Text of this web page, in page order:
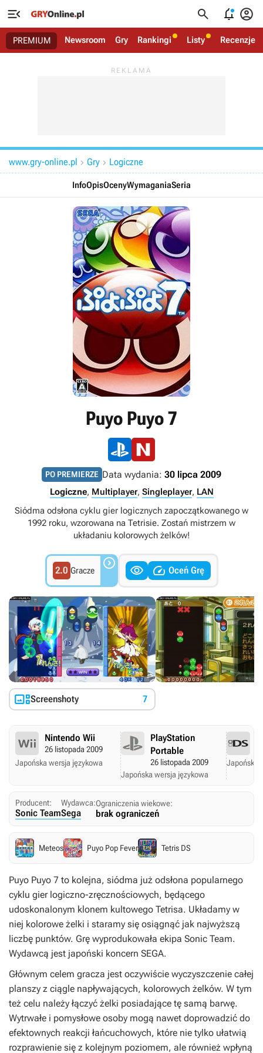
   
PREMIUM Newsroom Gry Rankingi Listy Recenzje
www.gry-online.pl  Gry  Logiczne
InfoOpisOcenyWymaganiaSeria
Puyo Puyo 7
PO PREMIERZE Data wydania: 30 lipca 2009
Logiczne, Multiplayer, Singleplayer, LAN
Siódma odsłona cyklu gier logicznych zapoczątkowanego w
1992 roku, wzorowana na Tetrisie. Zostań mistrzem w
układaniu kolorowych żelków!
2.0 Gracze    Oceń Grę
Screenshoty 7
Nintendo Wii
26 listopada 2009
Japońska wersja językowa
PlayStation
Portable
26 listopada 2009
Japońska wersja językowa
Japońska
Producent:
Sonic Team
Wydawca:
Sega
Ograniczenia wiekowe:
brak ograniczeń
Meteos Puyo Pop Fever Tetris DS
Puyo Puyo 7 to kolejna, siódma już odsłona popularnego
cyklu gier logiczno-zręcznościowych, będącego
udoskonalonym klonem kultowego Tetrisa. Układamy w
niej kolorowe żelki i staramy się osiągnąć jak najwyższą
liczbę punktów. Grę wyprodukowała ekipa Sonic Team.
Wydawcą jest japoński koncern SEGA.
Głównym celem gracza jest oczywiście wyczyszczenie całej
planszy z ciągle napływających, kolorowych żelków. W tym
też celu należy łączyć żelki posiadające tę samą barwę.
Wytrwałe i pomysłowe osoby mogą nawet doprowadzić do
efektownych reakcji łańcuchowych, które nie tylko ułatwią
rozprawienie się z kolejnym poziomem, ale również wpłyną